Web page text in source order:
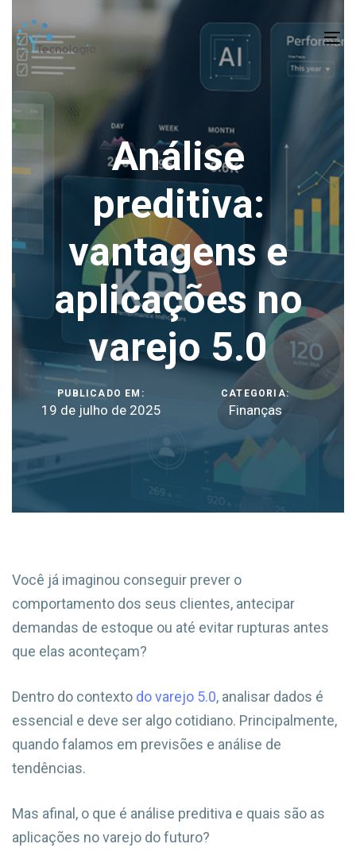
Análise
preditiva:
vantagens e
aplicações no
varejo 5.0
PUBLICADO EM:
19 de julho de 2025
CATEGORIA:
Finanças
Você já imaginou conseguir prever o
comportamento dos seus clientes, antecipar
demandas de estoque ou até evitar rupturas antes
que elas aconteçam?
Dentro do contexto do varejo 5.0, analisar dados é
essencial e deve ser algo cotidiano. Principalmente,
quando falamos em previsões e análise de
tendências.
Mas afinal, o que é análise preditiva e quais são as
aplicações no varejo do futuro?